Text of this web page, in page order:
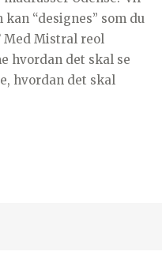
“designes” som du
Med Mistral reol
hvordan det skal se
hvordan det skal